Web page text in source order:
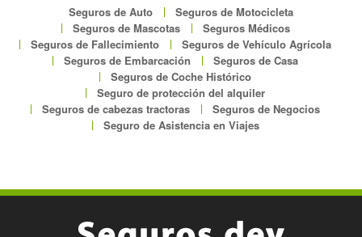
Seguros de Auto
Seguros de Motocicleta
Seguros de Mascotas
Seguros Médicos
Seguros de Fallecimiento
Seguros de Vehículo Agrícola
Seguros de Embarcación
Seguros de Casa
Seguros de Coche Histórico
Seguro de protección del alquiler
Seguros de cabezas tractoras
Seguros de Negocios
Seguro de Asistencia en Viajes